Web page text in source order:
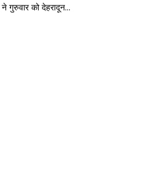
गुरुवार को देहरादून...